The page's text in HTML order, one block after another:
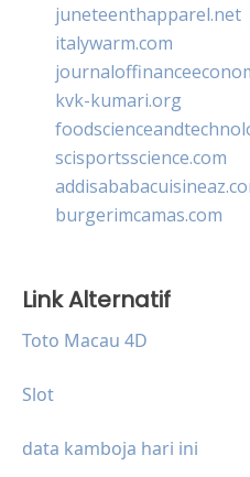
juneteenthapparel.net
italywarm.com
kvk-kumari.org
scisportsscience.com
burgerimcamas.com
Link Alternatif
Toto Macau 4D
Slot
data kamboja hari ini